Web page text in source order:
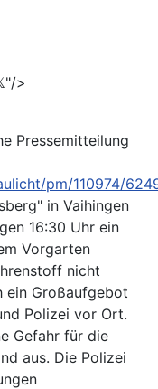
>
Pressemitteilung
pm/110974/
in Vaihingen
16:30 Uhr ein
Vorgarten
nicht
ein Großaufgebot
Polizei vor Ort.
Gefahr für die
aus. Die Polizei